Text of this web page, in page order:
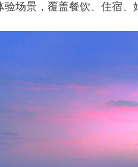
场景，覆盖餐饮、住宿、